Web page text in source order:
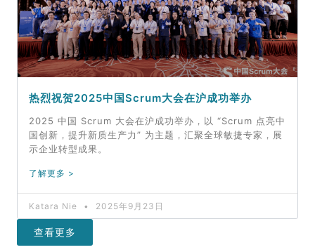
热烈祝贺2025中国Scrum大会在沪成功举办
2025 中国 Scrum 大会在沪成功举办，以 “Scrum 点亮中
国创新，提升新质生产力” 为主题，汇聚全球敏捷专家，展
示企业转型成果。
了解更多 >
Katara Nie 2025年9月23日
查看更多